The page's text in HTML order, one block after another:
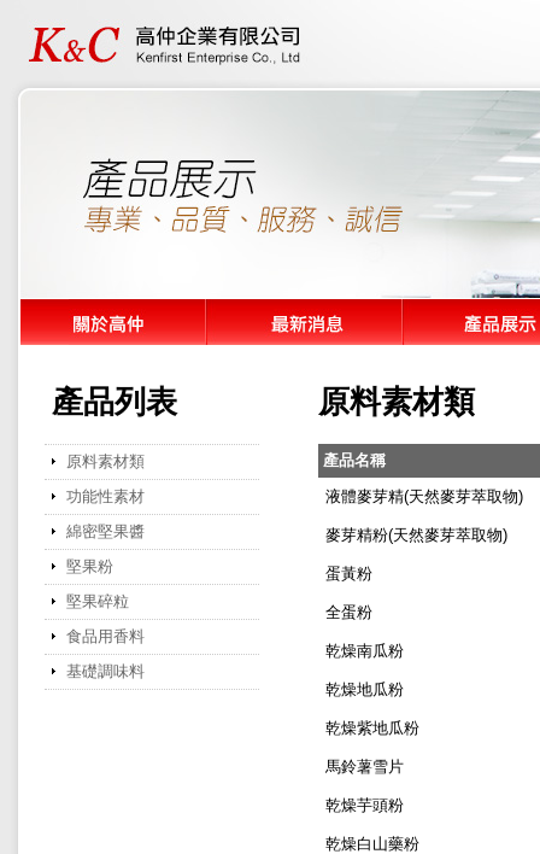
產品列表
原料素材類
功能性素材
綿密堅果醬
堅果粉
堅果碎粒
食品用香料
基礎調味料
原料素材類
產品名稱
液體麥芽精(天然麥芽萃取物)
麥芽精粉(天然麥芽萃取物)
蛋黃粉
全蛋粉
乾燥南瓜粉
乾燥地瓜粉
乾燥紫地瓜粉
馬鈴薯雪片
乾燥芋頭粉
乾燥白山藥粉